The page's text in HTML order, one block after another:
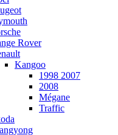
Rover
Kangoo
1998 2007
2008
Mégane
Traffic